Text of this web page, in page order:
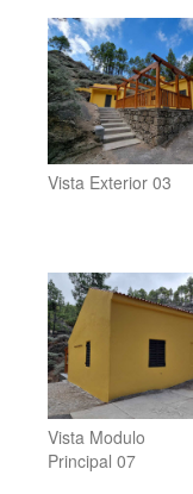
Vista Exterior 03
Vista Modulo
Principal 07